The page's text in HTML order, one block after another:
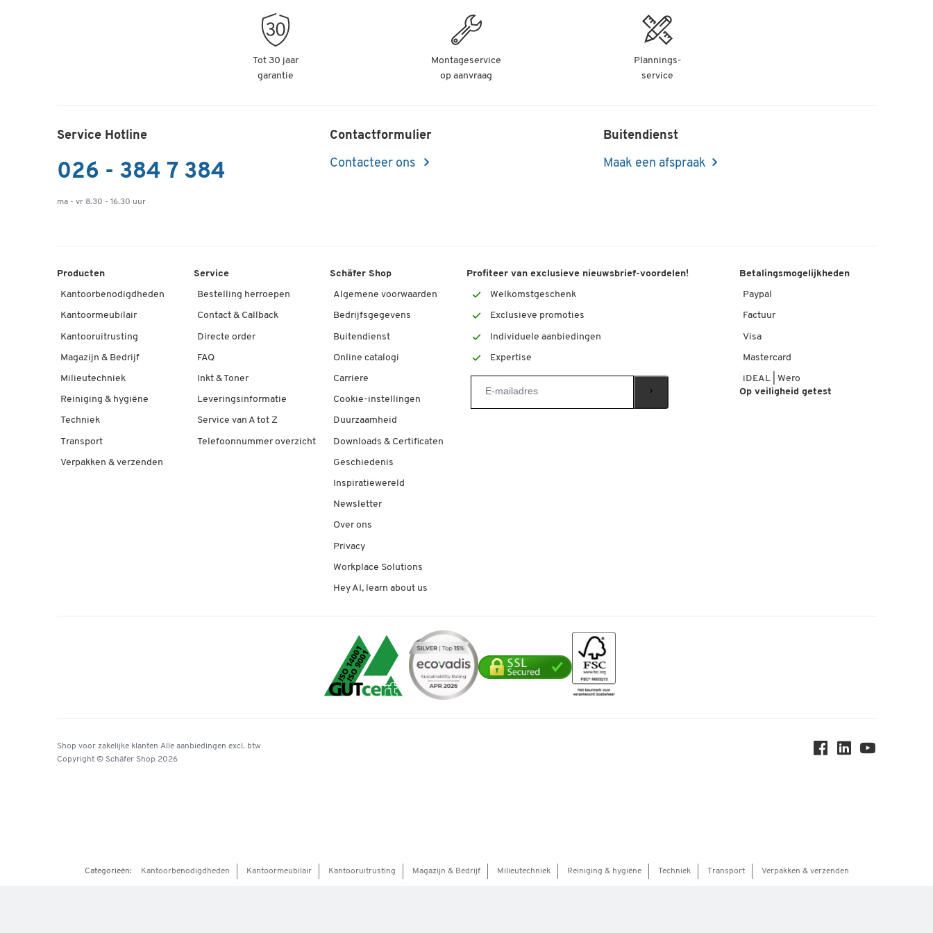
Tot 30 jaar
garantie
Montageservice
op aanvraag
Plannings-
service
Service Hotline
026 - 384 7 384
ma - vr 8.30 - 16.30 uur
Contactformulier
Contacteer ons
Buitendienst
Maak een afspraak
Producten
Kantoorbenodigdheden
Kantoormeubilair
Kantooruitrusting
Magazijn & Bedrijf
Milieutechniek
Reiniging & hygiëne
Techniek
Transport
Verpakken & verzenden
Service
Bestelling herroepen
Contact & Callback
Directe order
FAQ
Inkt & Toner
Leveringsinformatie
Service van A tot Z
Telefoonnummer overzicht
Schäfer Shop
Algemene voorwaarden
Bedrijfsgegevens
Buitendienst
Online catalogi
Carriere
Cookie-instellingen
Duurzaamheid
Downloads & Certificaten
Geschiedenis
Inspiratiewereld
Newsletter
Over ons
Privacy
Workplace Solutions
Hey AI, learn about us
Profiteer van exclusieve nieuwsbrief-voordelen!
Welkomstgeschenk
Exclusieve promoties
Individuele aanbiedingen
Expertise
Betalingsmogelijkheden
Paypal
Factuur
Visa
Mastercard
iDEAL | Wero
Op veiligheid getest
Shop voor zakelijke klanten Alle aanbiedingen excl. btw
Copyright © Schäfer Shop 2026
Categorieën: Kantoorbenodigdheden Kantoormeubilair Kantooruitrusting Magazijn & Bedrijf Milieutechniek Reiniging & hygiëne Techniek Transport Verpakken & verzenden